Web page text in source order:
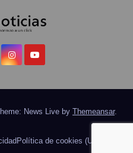
News Live by Themeansar.
Política de cookies (UE)